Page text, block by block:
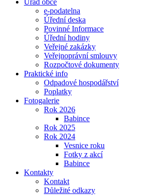
Úřad obce
e-podatelna
Úřední deska
Povinné Informace
Úřední hodiny
Veřejné zakázky
Veřejnoprávní smlouvy
Rozpočtové dokumenty
Praktické info
Odpadové hospodářství
Poplatky
Fotogalerie
Rok 2026
Babince
Rok 2025
Rok 2024
Vesnice roku
Fotky z akcí
Babince
Kontakty
Kontakt
Důležité odkazy